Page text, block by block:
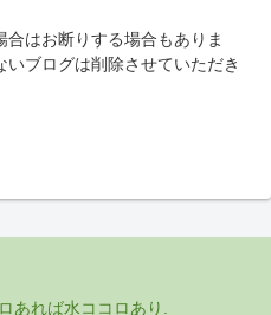
はお断りする場合もありま
ブログは削除させていただき
あれば水ココロあり.